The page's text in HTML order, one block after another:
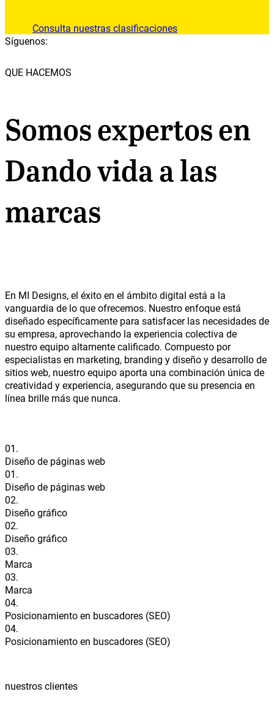
Consulta nuestras clasificaciones
Síguenos:
QUE HACEMOS
Somos expertos en
Dando vida a las
marcas
En MI Designs, el éxito en el ámbito digital está a la
vanguardia de lo que ofrecemos. Nuestro enfoque está
diseñado específicamente para satisfacer las necesidades de
su empresa, aprovechando la experiencia colectiva de
nuestro equipo altamente calificado. Compuesto por
especialistas en marketing, branding y diseño y desarrollo de
sitios web, nuestro equipo aporta una combinación única de
creatividad y experiencia, asegurando que su presencia en
línea brille más que nunca.
01.
Diseño de páginas web
01.
Diseño de páginas web
02.
Diseño gráfico
02.
Diseño gráfico
03.
Marca
03.
Marca
04.
Posicionamiento en buscadores (SEO)
04.
Posicionamiento en buscadores (SEO)
nuestros clientes